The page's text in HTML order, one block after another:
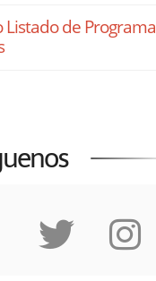
Listado de